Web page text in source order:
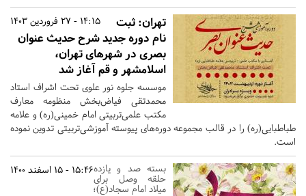
14:15 - 27 فروردین 1403 تهران: ثبت
نام دوره جدید شرح حدیث عنوان
بصری در شهرهای تهران،
اسلامشهر و قم آغاز شد
موسسه جلوه نور علوی تحت اشراف استاد
محمدتقی فیاض‌بخش منظومه معارف
مکتب علمی‌تربیتی امام خمینی(ره) و علامه
طباطبایی(ره) را در قالب مجموعه دوره‌های پیوسته آموزشی‌تربیتی تدوین نموده
است.
15:46 - 15 اسفند 1400بسته صد و یازده
حلقه وصل برای
میلاد امام سجاد(ع)؛